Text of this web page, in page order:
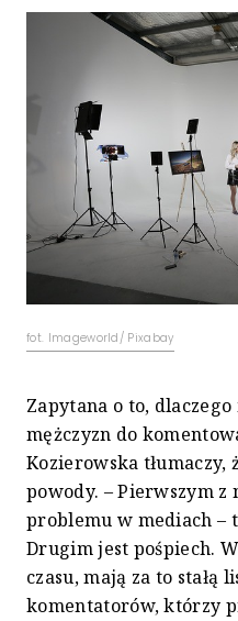
fot. Imageworld/ Pixabay
Zapytana o to,
mężczyzn do
Kozierowska tłumaczy,
powody. – Pierwszym z
problemu w mediach –
Drugim jest pośpiech.
czasu, mają za to stałą
komentatorów, którzy